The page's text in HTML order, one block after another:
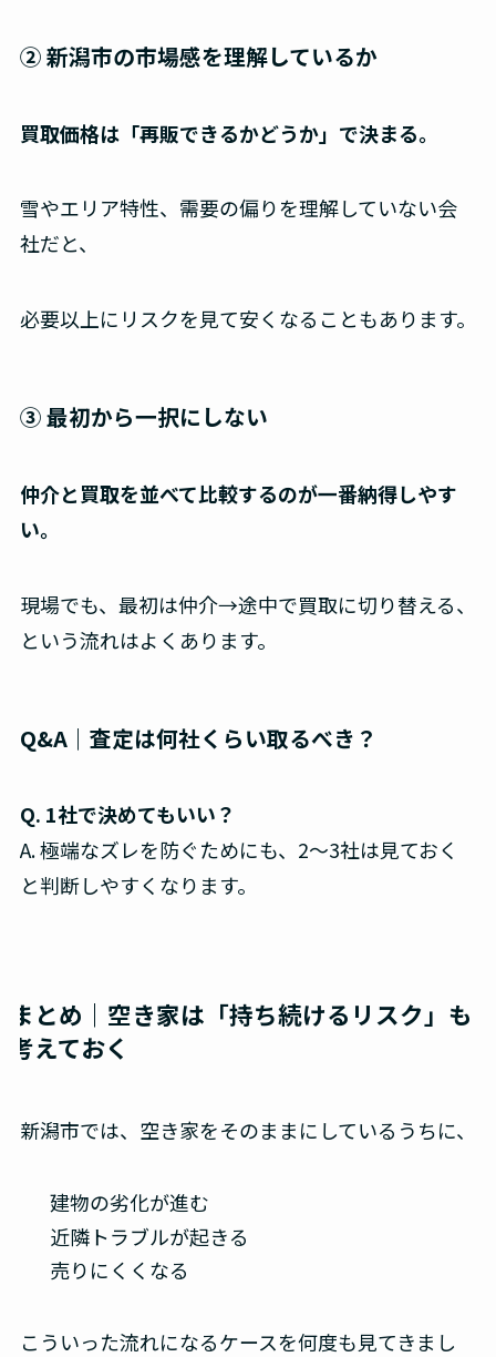
② 新潟市の市場感を理解しているか
買取価格は「再販できるかどうか」で決まる。
雪やエリア特性、需要の偏りを理解していない会
社だと、
必要以上にリスクを見て安くなることもあります。
③ 最初から一択にしない
仲介と買取を並べて比較するのが一番納得しやす
い。
現場でも、最初は仲介→途中で買取に切り替える、
という流れはよくあります。
Q&A｜査定は何社くらい取るべき？
Q. 1社で決めてもいい？
A. 極端なズレを防ぐためにも、2〜3社は見ておく
と判断しやすくなります。
まとめ｜空き家は「持ち続けるリスク」も
考えておく
新潟市では、空き家をそのままにしているうちに、
建物の劣化が進む
近隣トラブルが起きる
売りにくくなる
こういった流れになるケースを何度も見てきまし